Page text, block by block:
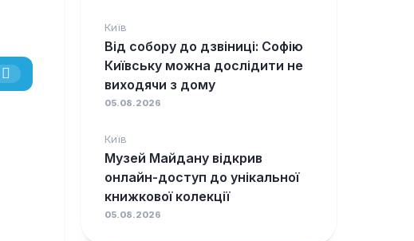
Київ
Від собору до дзвіниці: Софію
Київську можна дослідити не
виходячи з дому
05.08.2026
Київ
Музей Майдану відкрив
онлайн-доступ до унікальної
книжкової колекції
05.08.2026